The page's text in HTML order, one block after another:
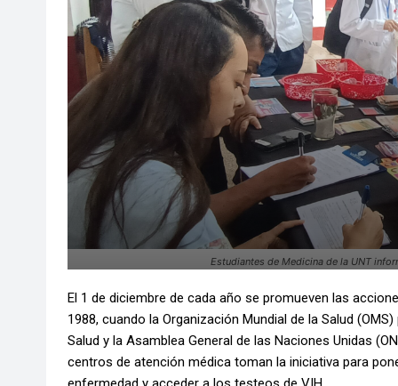
Estudiantes de Medicina de la UNT
El 1 de diciembre de cada año se promueven las
1988, cuando la Organización Mundial de la Salud
Salud y la Asamblea General de las Naciones Unidas
centros de atención médica toman la iniciativa para